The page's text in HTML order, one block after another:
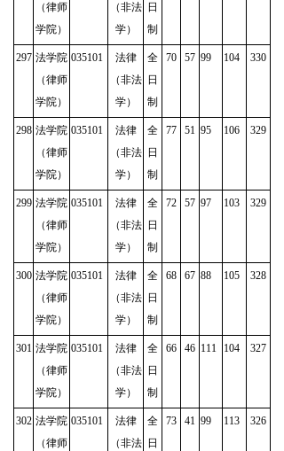
（律师
学院）
（非法
学）
日
制
297 法学院
（律师
学院）
035101
法律
（非法
学）
全
日
制
70 57 99 104 330
298 法学院
（律师
学院）
035101
法律
（非法
学）
全
日
制
77 51 95 106 329
299 法学院
（律师
学院）
035101
法律
（非法
学）
全
日
制
72 57 97 103 329
300 法学院
（律师
学院）
035101
法律
（非法
学）
全
日
制
68 67 88 105 328
301 法学院
（律师
学院）
035101
法律
（非法
学）
全
日
制
66 46 111 104 327
302 法学院
（律师
035101
法律
（非法
全
日
73 41 99 113 326